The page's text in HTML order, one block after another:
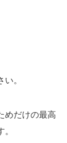
。
めだけの最高